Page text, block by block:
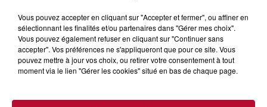
Vous pouvez accepter en cliquant sur "Accepter et fermer", ou affiner en
sélectionnant les finalités et/ou partenaires dans "Gérer mes choix".
Vous pouvez également refuser en cliquant sur "Continuer sans
accepter". Vos préférences ne s'appliqueront que pour ce site. Vous
pouvez mettre à jour vos choix, ou retirer votre consentement à tout
moment via le lien "Gérer les cookies" situé en bas de chaque page.